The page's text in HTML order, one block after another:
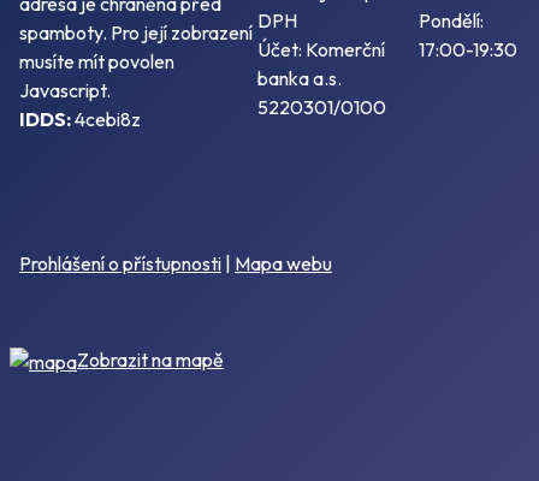
spamboty. Pro její zobrazení
musíte mít povolen
Javascript.
IDDS:4cebi8z
DPH
Účet: Komerční
banka a.s.
5220301/0100
Pondělí:
17:00-19:30
Prohlášení o přístupnosti | Mapa webu
Zobrazit na mapě